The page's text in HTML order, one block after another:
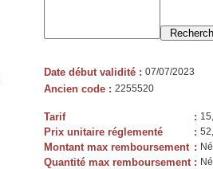
Date début validité : 07/07/2023
Ancien code : 2255520
Tarif :
Prix unitaire réglementé :
Montant max remboursement :
Quantité max remboursement :